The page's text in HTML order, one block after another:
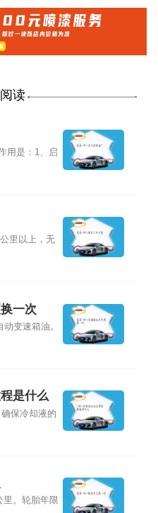
读
用是：1、启
里以上，无
一次
变速箱油。
是什么
保冷却液的
里。轮胎年限